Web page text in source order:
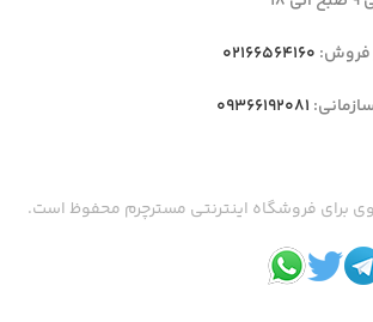
فروش: 02166564160
09366192081
برای فروشگاه اینترنتی مسترچرم محفوظ است.